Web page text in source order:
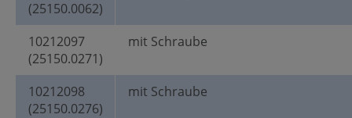
(25150.0062)
10212097
(25150.0271)
mit Schraube
10212098
(25150.0276)
mit Schraube